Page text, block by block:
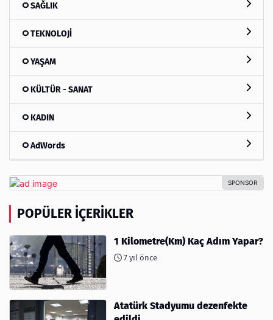
SAĞLIK
TEKNOLOJİ
YAŞAM
KÜLTÜR - SANAT
KADIN
AdWords
POPÜLER İÇERIKLER
1 Kilometre(Km) Kaç Adım Yapar?
7 yıl önce
Atatürk Stadyumu dezenfekte